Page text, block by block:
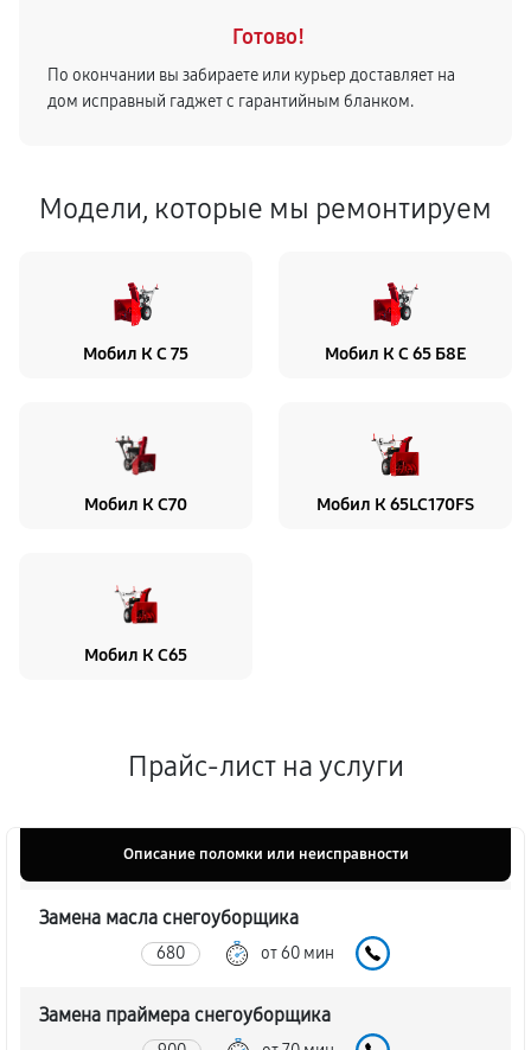
Готово!
По окончании вы забираете или курьер доставляет на
дом исправный гаджет с гарантийным бланком.
Модели, которые мы ремонтируем
Мобил К С 75 Мобил К С 65 Б8Е
Мобил К С70 Мобил К 65LC170FS
Мобил К С65
Прайс-лист на услуги
Описание поломки или неисправности
Замена масла снегоуборщика
680 от 60 мин
Замена праймера снегоуборщика